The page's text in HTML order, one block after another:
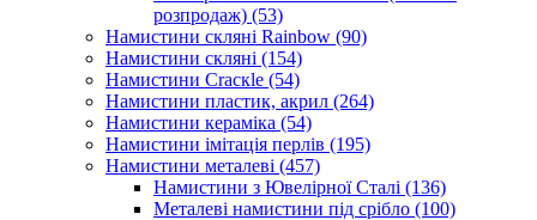
розпродаж) (53)
Намистини скляні Rainbow (90)
Намистини скляні (154)
Намистини Cracкle (54)
Намистини пластик, акрил (264)
Намистини кераміка (54)
Намистини імітація перлів (195)
Намистини металеві (457)
Намистини з Ювелірної Сталі (136)
Металеві намистини під срібло (100)